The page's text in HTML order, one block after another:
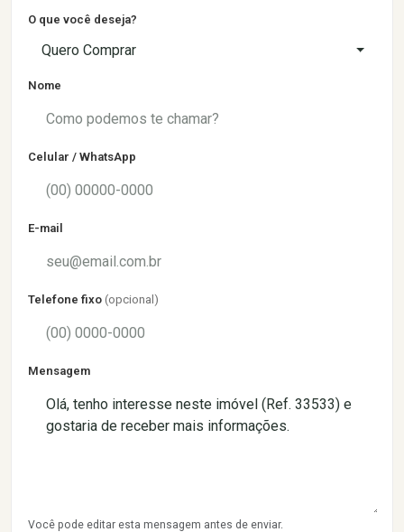
O que você deseja?
Quero Comprar
Nome
Celular / WhatsApp
E-mail
Telefone fixo (opcional)
Mensagem
Você pode editar esta mensagem antes de enviar.